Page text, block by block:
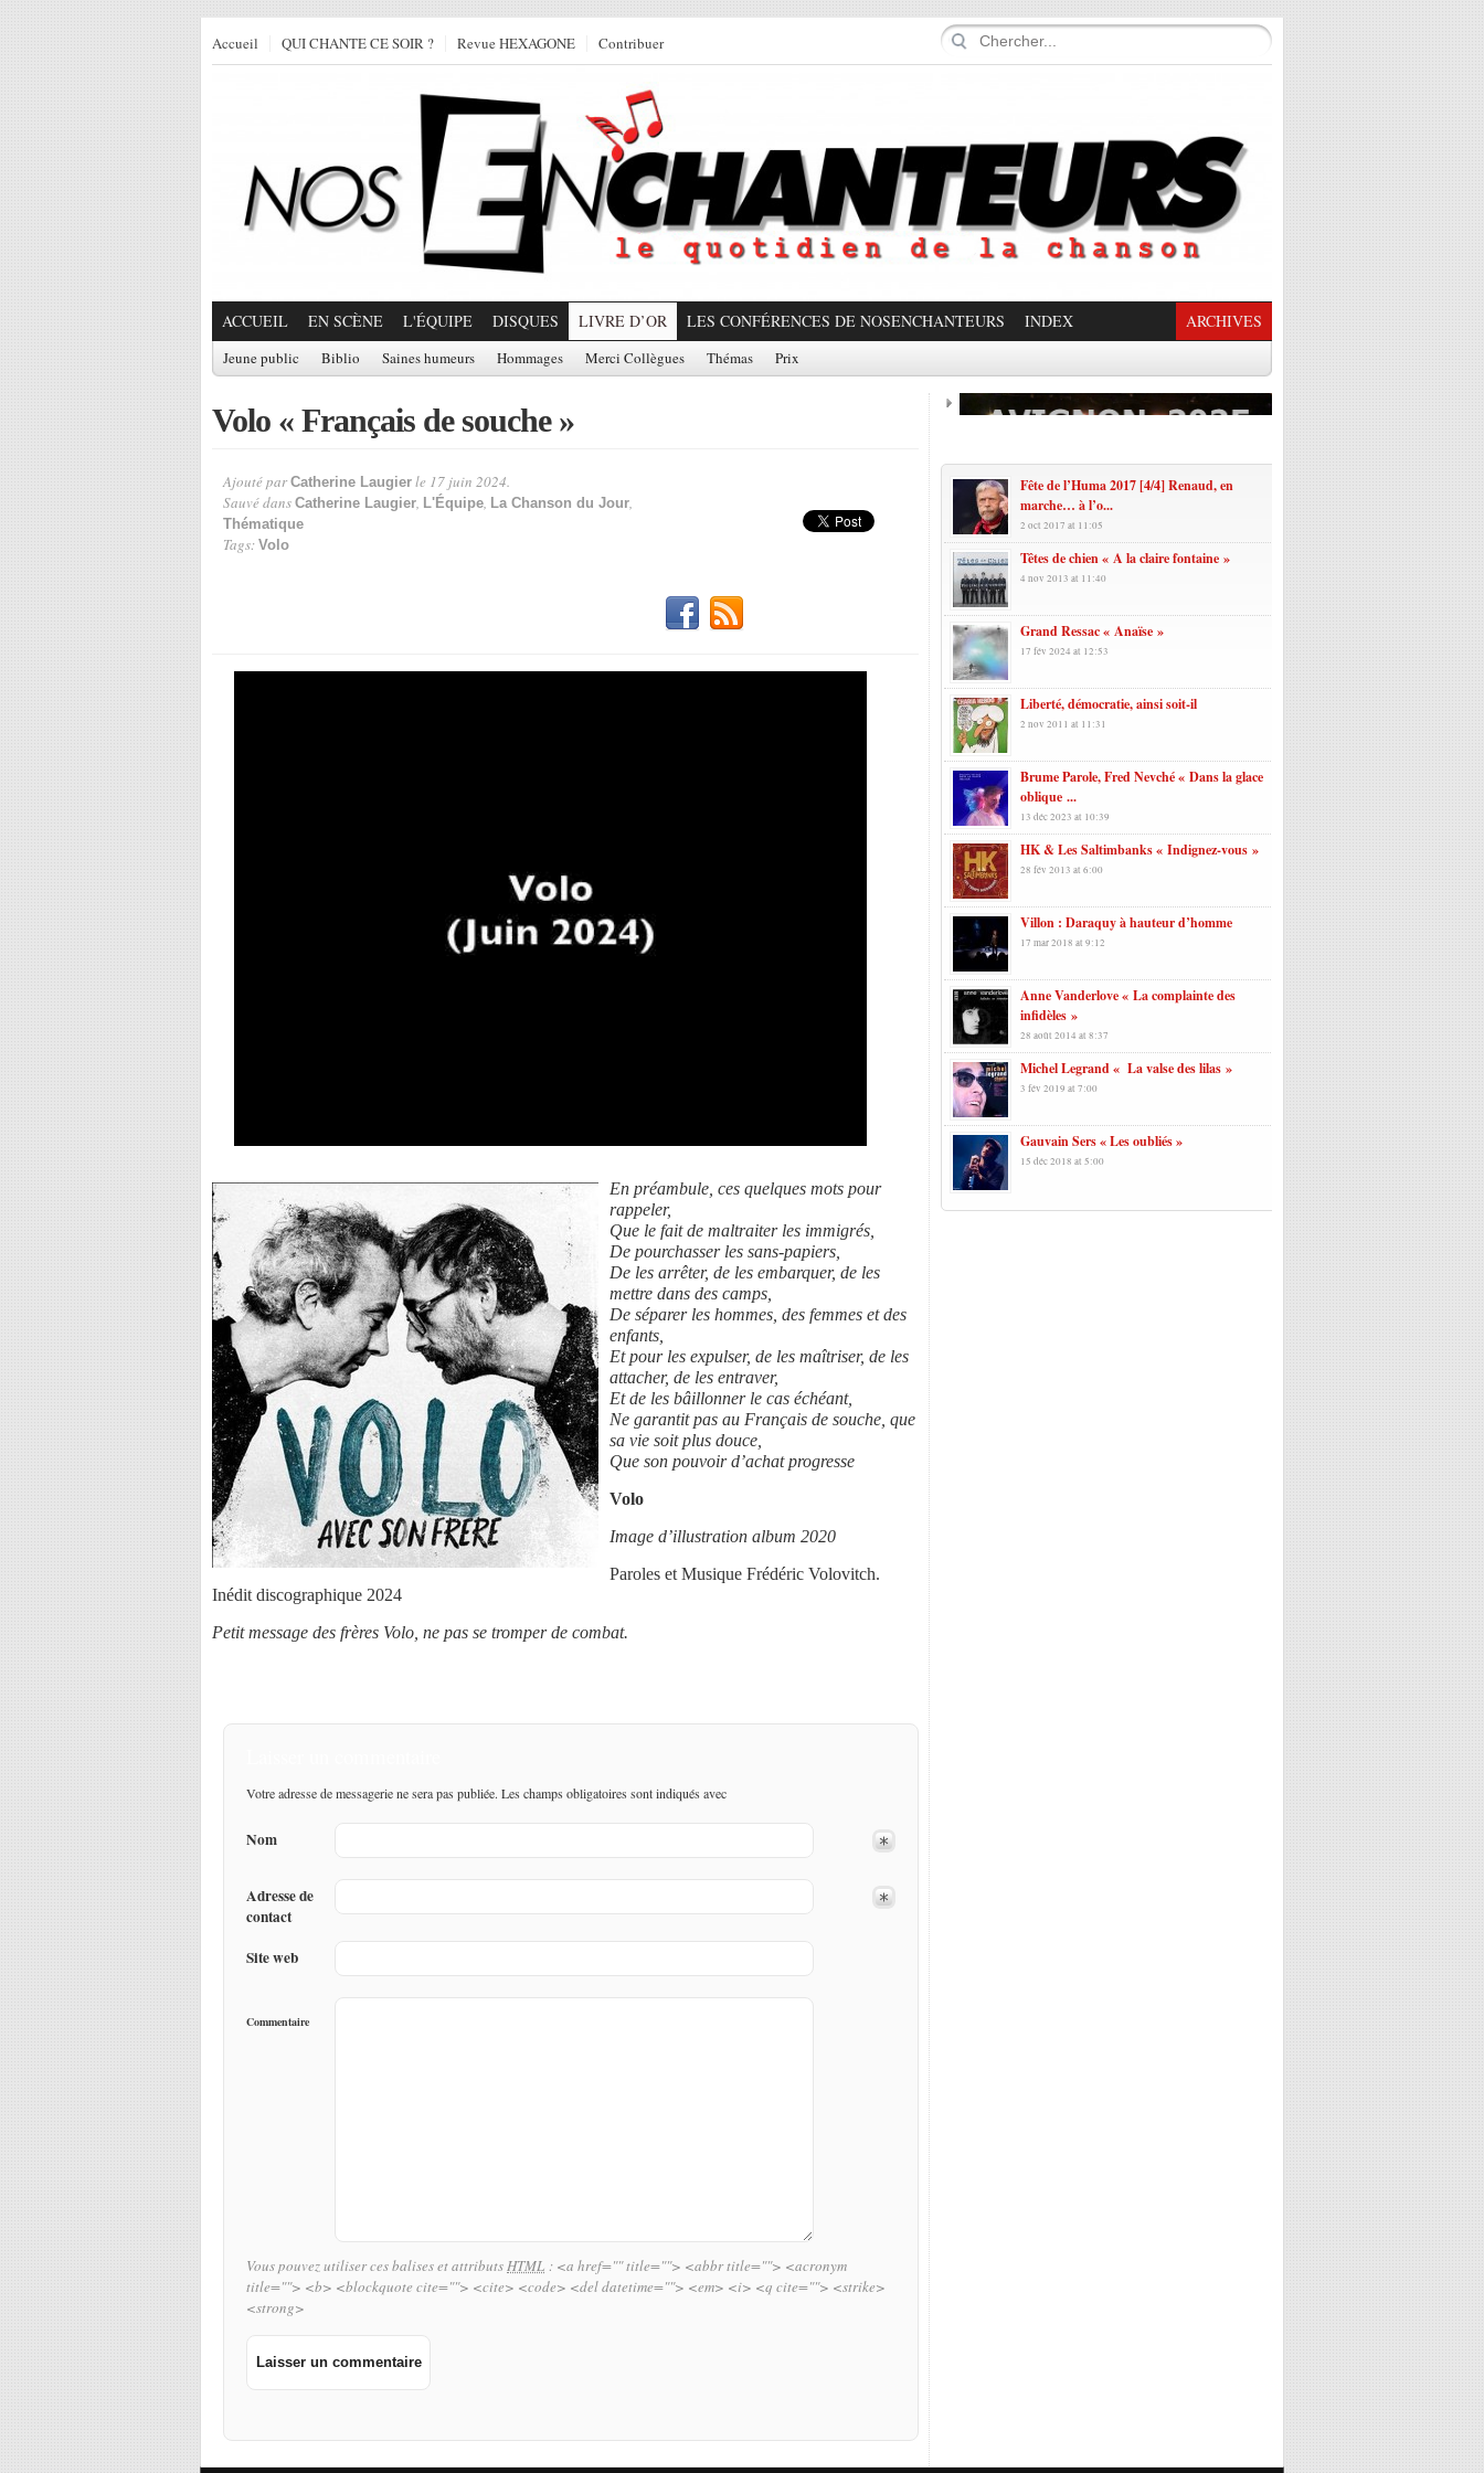
Accueil QUI CHANTE CE SOIR ? Revue HEXAGONE Contribuer
ACCUEIL EN SCÈNE L'ÉQUIPE DISQUES LIVRE D’OR LES CONFÉRENCES DE NOSENCHANTEURS INDEX ARCHIVES
Jeune public Biblio Saines humeurs Hommages Merci Collègues Thémas Prix
Volo « Français de souche »
Ajouté par Catherine Laugier le 17 juin 2024.
Sauvé dans Catherine Laugier, L'Équipe, La Chanson du Jour,
Thématique
Tags: Volo
En préambule, ces quelques mots pour
rappeler,
Que le fait de maltraiter les immigrés,
De pourchasser les sans-papiers,
De les arrêter, de les embarquer, de les
mettre dans des camps,
De séparer les hommes, des femmes et des
enfants,
Et pour les expulser, de les maîtriser, de les
attacher, de les entraver,
Et de les bâillonner le cas échéant,
Ne garantit pas au Français de souche, que
sa vie soit plus douce,
Que son pouvoir d’achat progresse
Volo
Image d’illustration album 2020
Paroles et Musique Frédéric Volovitch.
Inédit discographique 2024
Petit message des frères Volo, ne pas se tromper de combat.
Votre adresse de messagerie ne sera pas publiée. Les champs obligatoires sont indiqués avec
Nom
Adresse de
contact
Site web
Commentaire
Vous pouvez utiliser ces balises et attributsHTML : <a href="" title=""> <abbr title=""> <acronym
title=""> <b> <blockquote cite=""> <cite> <code> <del datetime=""> <em> <i> <q cite=""> <strike>
<strong>
Fête de l’Huma 2017 [4/4] Renaud, en
marche… à l’o...
2 oct 2017 at 11:05
Têtes de chien « A la claire fontaine »
4 nov 2013 at 11:40
Grand Ressac « Anaïse »
17 fév 2024 at 12:53
Liberté, démocratie, ainsi soit-il
2 nov 2011 at 11:31
Brume Parole, Fred Nevché « Dans la glace
oblique ...
13 déc 2023 at 10:39
HK & Les Saltimbanks « Indignez-vous »
28 fév 2013 at 6:00
Villon : Daraquy à hauteur d’homme
17 mar 2018 at 9:12
Anne Vanderlove « La complainte des
infidèles »
28 août 2014 at 8:37
Michel Legrand « La valse des lilas »
3 fév 2019 at 7:00
Gauvain Sers « Les oubliés »
15 déc 2018 at 5:00